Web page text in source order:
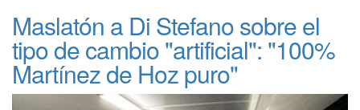
Maslatón a Di Stefano sobre el
tipo de cambio "artificial": "100%
Martínez de Hoz puro"